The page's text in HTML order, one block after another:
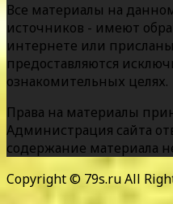
Все материалы на
источников - имеют
интернете или
предоставляются
ознакомительных целях.
Права на материалы
Администрация сайта
содержание материала
Copyright © 79s.ru All